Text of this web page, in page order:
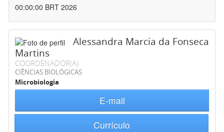
00:00:00 BRT 2026
Alessandra Marcia da Fonseca
Martins
COORDENADOR(A)
CIÊNCIAS BIOLÓGICAS
Microbiologia
E-mail
Currículo